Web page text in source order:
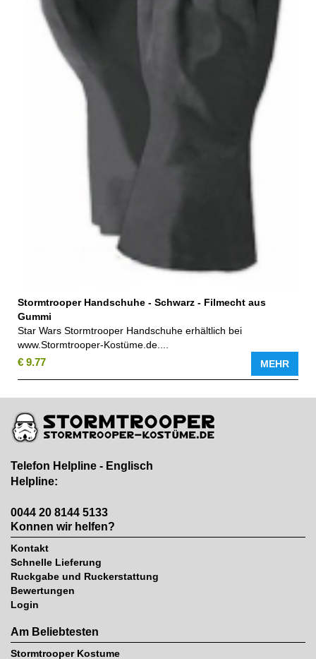
Stormtrooper Handschuhe - Schwarz - Filmecht aus
Gummi
Star Wars Stormtrooper Handschuhe erhältlich bei
www.Stormtrooper-Kostüme.de....
€ 9.77 MEHR
Telefon Helpline - Englisch
Helpline:
0044 20 8144 5133
Konnen wir helfen?
Kontakt
Schnelle Lieferung
Ruckgabe und Ruckerstattung
Bewertungen
Login
Am Beliebtesten
Stormtrooper Kostume